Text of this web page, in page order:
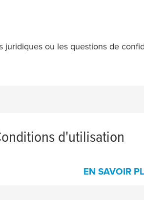
juridiques ou les questions de
d'utilisation
EN SAVOIR